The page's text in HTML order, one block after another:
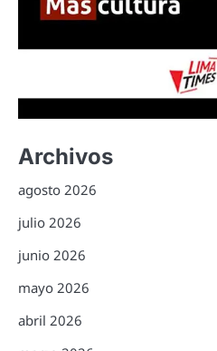
Archivos
agosto 2026
julio 2026
junio 2026
mayo 2026
abril 2026